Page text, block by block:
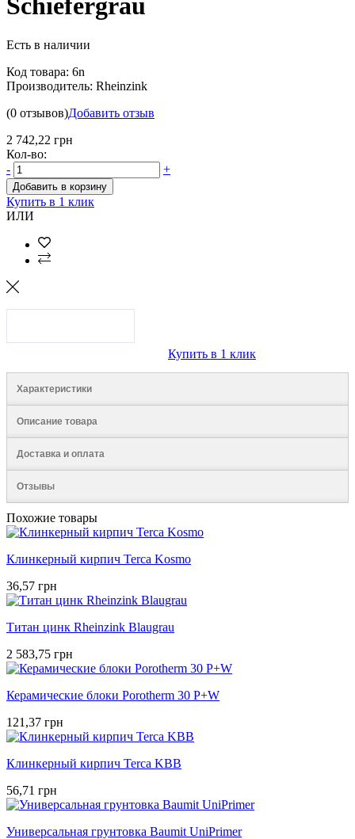
Schiefergrau
Есть в наличии
Код товара: 6n
Производитель: Rheinzink
(0 отзывов)Добавить отзыв
2 742,22 грн
Кол-во:
-
+
Добавить в корзину
Купить в 1 клик
ИЛИ
Купить в 1 клик
Характеристики
Описание товара
Доставка и оплата
Отзывы
Похожие товары
Клинкерный кирпич Terca Kosmo
36,57 грн
Титан цинк Rheinzink Blaugrau
2 583,75 грн
Керамические блоки Porotherm 30 P+W
121,37 грн
Клинкерный кирпич Terca KBB
56,71 грн
Универсальная грунтовка Baumit UniPrimer